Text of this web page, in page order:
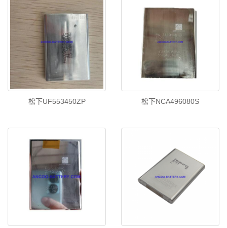
松下UF553450ZP 松下NCA496080S